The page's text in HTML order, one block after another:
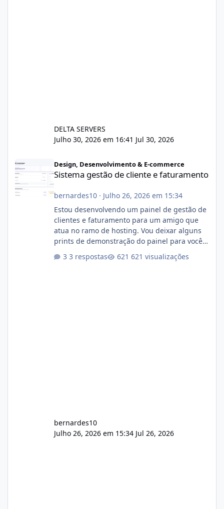
DELTA SERVERS
Julho 30, 2026 em 16:41 Jul 30, 2026
Design, Desenvolvimento & E-commerce
Sistema gestão de cliente e faturamento
bernardes10· Julho 26, 2026 em 15:34
Estou desenvolvendo um painel de gestão de
clientes e faturamento para um amigo que
atua no ramo de hosting. Vou deixar alguns
prints de demonstração do painel para vocês
com cerca de 80% concluído e conta com
3 respostas 621 visualizações
bernardes10
Julho 26, 2026 em 15:34 Jul 26, 2026